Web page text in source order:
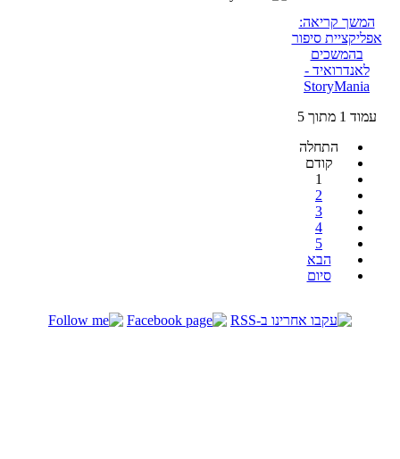
המשך קריאה:
אפליקציית סיפור
בהמשכים
לאנדרואיד -
StoryMania
עמוד 1 מתוך 5
התחלה
קודם
1
2
3
4
5
הבא
סיום